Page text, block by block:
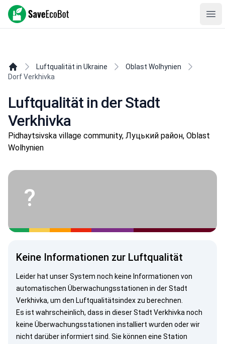
SaveEcoBot
Luftqualität in Ukraine
Oblast Wolhynien
Dorf Verkhivka
Luftqualität in der Stadt
Verkhivka
Pidhaytsivska village community, Луцький район, Oblast
Wolhynien
?
Keine Informationen zur Luftqualität
Leider hat unser System noch keine Informationen von
automatischen Überwachungsstationen in der Stadt
Verkhivka, um den Luftqualitätsindex zu berechnen.
Es ist wahrscheinlich, dass in dieser Stadt Verkhivka noch
keine Überwachungsstationen installiert wurden oder wir
nicht darüber informiert sind. Sie können eine Station